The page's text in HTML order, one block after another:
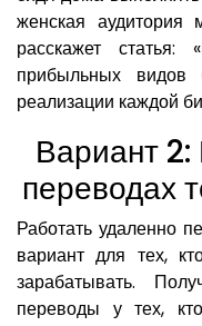
женская аудитория
расскажет
прибыльных
реализации каждой
Вариант 2:
переводах
Работать удаленно
вариант для тех,
зарабатывать.
переводы у тех,